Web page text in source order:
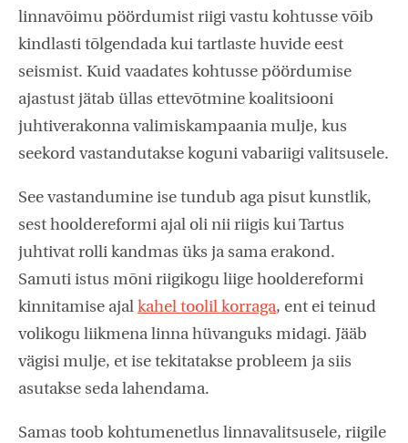
linnavõimu pöördumist riigi vastu kohtusse võib
kindlasti tõlgendada kui tartlaste huvide eest
seismist. Kuid vaadates kohtusse pöördumise
ajastust jätab üllas ettevõtmine koalitsiooni
juhtiverakonna valimiskampaania mulje, kus
seekord vastandutakse koguni vabariigi valitsusele.
See vastandumine ise tundub aga pisut kunstlik,
sest hooldereformi ajal oli nii riigis kui Tartus
juhtivat rolli kandmas üks ja sama erakond.
Samuti istus mõni riigikogu liige hooldereformi
kinnitamise ajal kahel toolil korraga, ent ei teinud
volikogu liikmena linna hüvanguks midagi. Jääb
vägisi mulje, et ise tekitatakse probleem ja siis
asutakse seda lahendama.
Samas toob kohtumenetlus linnavalitsusele, riigile